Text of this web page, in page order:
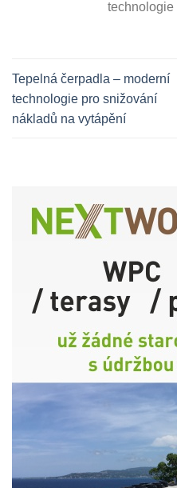
technologie
Tepelná čerpadla – moderní
technologie pro snižování
nákladů na vytápění